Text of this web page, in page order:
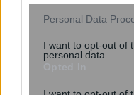
Please note that this
not limited to your visit
grant or deny consent
consent section.
Personal Data
I want to opt-out of
personal data.
UBS: Ποιο θα